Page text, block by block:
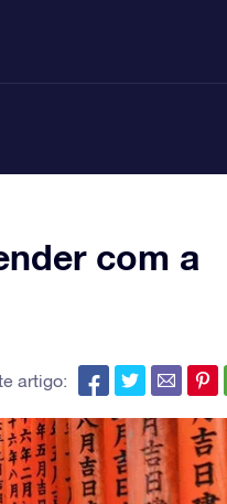
com a
artigo: